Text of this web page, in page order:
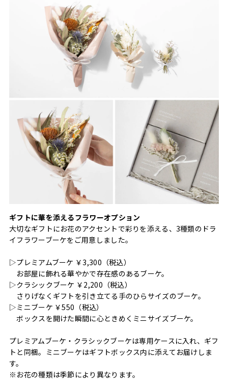
ギフトに華を添えるフラワーオプション
大切なギフトにお花のアクセントで彩りを添える、3種類のドラ
イフラワーブーケをご用意しました。
▷プレミアムブーケ ￥3,300（税込）
お部屋に飾れる華やかで存在感のあるブーケ。
▷クラシックブーケ ￥2,200（税込）
さりげなくギフトを引き立てる手のひらサイズのブーケ。
▷ミニブーケ ￥550（税込）
ボックスを開けた瞬間に心ときめくミニサイズブーケ。
プレミアムブーケ・クラシックブーケは専用ケースに入れ、ギフ
トと同梱。ミニブーケはギフトボックス内に添えてお届けしま
す。
※お花の種類は季節により異なります。